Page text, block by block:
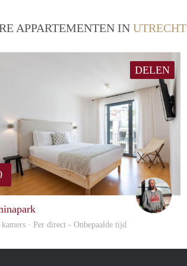
APPARTEMENTEN IN UTRECHT
DELEN
kamers · Per direct - Onbepaalde tijd